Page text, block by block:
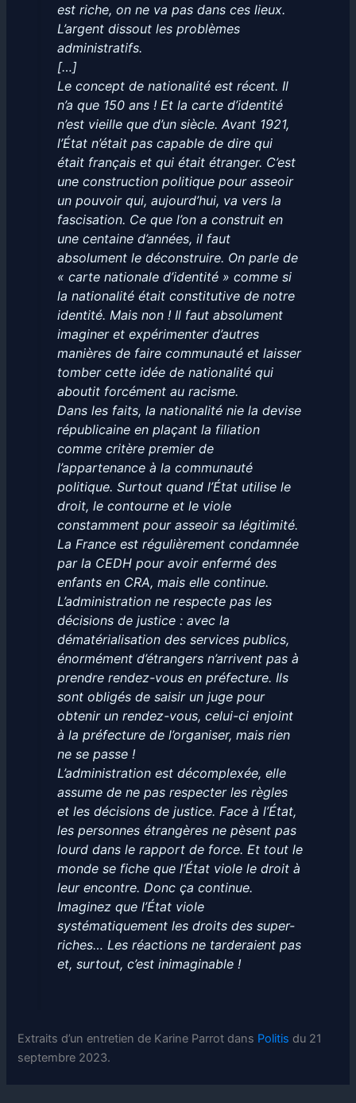
est riche, on ne va pas dans ces lieux.
L’argent dissout les problèmes
administratifs.
[…]
Le concept de nationalité est récent. Il
n’a que 150 ans ! Et la carte d’identité
n’est vieille que d’un siècle. Avant 1921,
l’État n’était pas capable de dire qui
était français et qui était étranger. C’est
une construction politique pour asseoir
un pouvoir qui, aujourd’hui, va vers la
fascisation. Ce que l’on a construit en
une centaine d’années, il faut
absolument le déconstruire. On parle de
« carte nationale d’identité » comme si
la nationalité était constitutive de notre
identité. Mais non ! Il faut absolument
imaginer et expérimenter d’autres
manières de faire communauté et laisser
tomber cette idée de nationalité qui
aboutit forcément au racisme.
Dans les faits, la nationalité nie la devise
républicaine en plaçant la filiation
comme critère premier de
l’appartenance à la communauté
politique. Surtout quand l’État utilise le
droit, le contourne et le viole
constamment pour asseoir sa légitimité.
La France est régulièrement condamnée
par la CEDH pour avoir enfermé des
enfants en CRA, mais elle continue.
L’administration ne respecte pas les
décisions de justice : avec la
dématérialisation des services publics,
énormément d’étrangers n’arrivent pas à
prendre rendez-vous en préfecture. Ils
sont obligés de saisir un juge pour
obtenir un rendez-vous, celui-ci enjoint
à la préfecture de l’organiser, mais rien
ne se passe !
L’administration est décomplexée, elle
assume de ne pas respecter les règles
et les décisions de justice. Face à l’État,
les personnes étrangères ne pèsent pas
lourd dans le rapport de force. Et tout le
monde se fiche que l’État viole le droit à
leur encontre. Donc ça continue.
Imaginez que l’État viole
systématiquement les droits des super-
riches… Les réactions ne tarderaient pas
et, surtout, c’est inimaginable !
Extraits d’un entretien de Karine Parrot dans Politis du 21
septembre 2023.